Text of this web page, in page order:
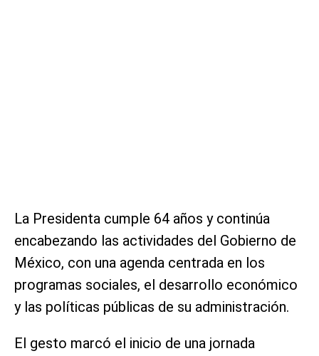
La Presidenta cumple 64 años y continúa
encabezando las actividades del Gobierno de
México, con una agenda centrada en los
programas sociales, el desarrollo económico
y las políticas públicas de su administración.
El gesto marcó el inicio de una jornada